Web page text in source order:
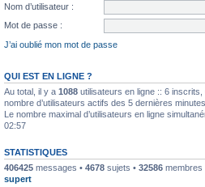
Nom d’utilisateur :
Mot de passe :
J’ai oublié mon mot de passe
QUI EST EN LIGNE ?
Au total, il y a 1088 utilisateurs en ligne :: 6
nombre d’utilisateurs actifs des 5 dernières
Le nombre maximal d’utilisateurs en ligne
02:57
STATISTIQUES
406425 messages • 4678 sujets • 32586 membres
supert